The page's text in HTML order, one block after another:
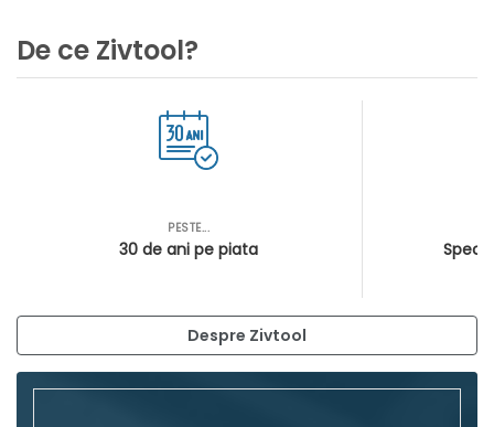
Seturi de acumulatori si incarcatoare
De ce Zivtool?
PESTE...
30 de ani pe piata
Despre Zivtool